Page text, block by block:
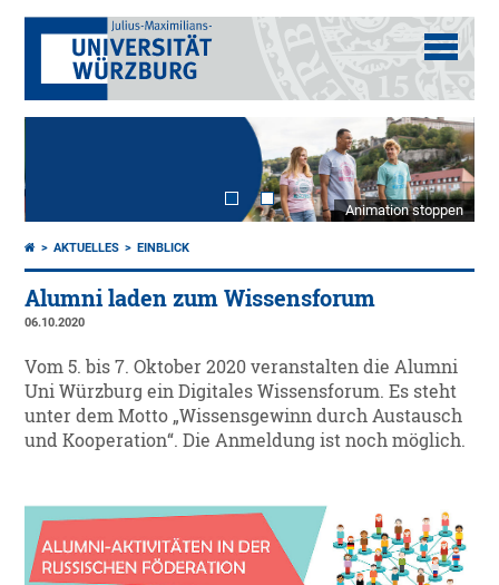
Animation stoppen
AKTUELLES EINBLICK
Alumni laden zum Wissensforum
06.10.2020
Vom 5. bis 7. Oktober 2020 veranstalten die Alumni
Uni Würzburg ein Digitales Wissensforum. Es steht
unter dem Motto „Wissensgewinn durch Austausch
und Kooperation“. Die Anmeldung ist noch möglich.